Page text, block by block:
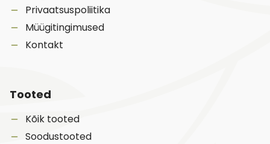
Privaatsuspoliitika
Müügitingimused
Kontakt
Tooted
Kõik tooted
Soodustooted